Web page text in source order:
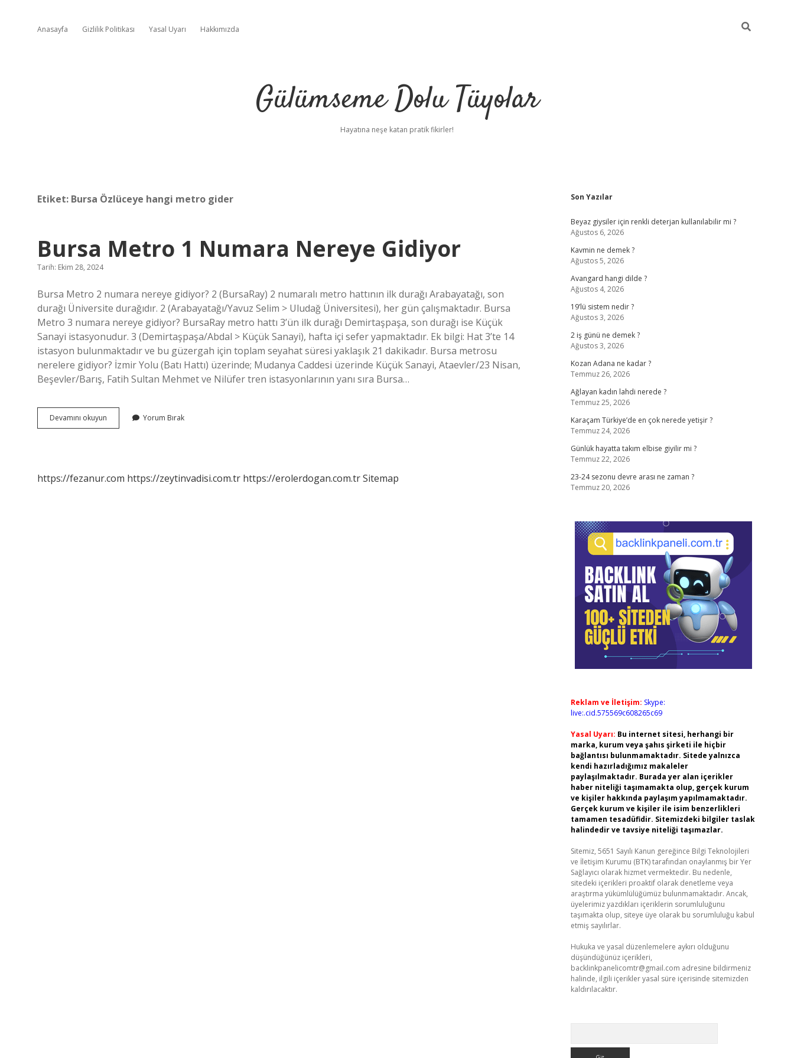
Anasayfa Gizlilik Politikası Yasal Uyarı Hakkımızda
Gülümseme Dolu Tüyolar
Hayatına neşe katan pratik fikirler!
Etiket: Bursa Özlüceye hangi metro gider
Bursa Metro 1 Numara Nereye Gidiyor
Tarih: Ekim 28, 2024
Bursa Metro 2 numara nereye gidiyor? 2 (BursaRay) 2 numaralı metro hattının ilk durağı Arabayatağı, son
durağı Üniversite durağıdır. 2 (Arabayatağı/Yavuz Selim > Uludağ Üniversitesi), her gün çalışmaktadır. Bursa
Metro 3 numara nereye gidiyor? BursaRay metro hattı 3’ün ilk durağı Demirtaşpaşa, son durağı ise Küçük
Sanayi istasyonudur. 3 (Demirtaşpaşa/Abdal > Küçük Sanayi), hafta içi sefer yapmaktadır. Ek bilgi: Hat 3’te 14
istasyon bulunmaktadır ve bu güzergah için toplam seyahat süresi yaklaşık 21 dakikadır. Bursa metrosu
nerelere gidiyor? İzmir Yolu (Batı Hattı) üzerinde; Mudanya Caddesi üzerinde Küçük Sanayi, Ataevler/23 Nisan,
Beşevler/Barış, Fatih Sultan Mehmet ve Nilüfer tren istasyonlarının yanı sıra Bursa…
Devamını okuyun
Metro
Yorum Bırak
https://fezanur.com https://zeytinvadisi.com.tr https://erolerdogan.com.trSitemap
Sidebar
Son Yazılar
Beyaz giysiler için renkli deterjan kullanılabilir mi ?
Ağustos 6, 2026
Kavmin ne demek ?
Ağustos 5, 2026
Avangard hangi dilde ?
Ağustos 4, 2026
19’lü sistem nedir ?
Ağustos 3, 2026
2 iş günü ne demek ?
Ağustos 3, 2026
Kozan Adana ne kadar ?
Temmuz 26, 2026
Ağlayan kadın lahdi nerede ?
Temmuz 25, 2026
Karaçam Türkiye’de en çok nerede yetişir ?
Temmuz 24, 2026
Günlük hayatta takım elbise giyilir mi ?
Temmuz 22, 2026
23-24 sezonu devre arası ne zaman ?
Temmuz 20, 2026
Reklam ve İletişim: Skype:
live:.cid.575569c608265c69
Yasal Uyarı: Bu internet sitesi, herhangi bir
marka, kurum veya şahıs şirketi ile hiçbir
bağlantısı bulunmamaktadır. Sitede yalnızca
kendi hazırladığımız makaleler
paylaşılmaktadır. Burada yer alan içerikler
haber niteliği taşımamakta olup, gerçek kurum
ve kişiler hakkında paylaşım yapılmamaktadır.
Gerçek kurum ve kişiler ile isim benzerlikleri
tamamen tesadüfidir. Sitemizdeki bilgiler taslak
halindedir ve tavsiye niteliği taşımazlar.
Sitemiz, 5651 Sayılı Kanun gereğince Bilgi Teknolojileri
ve İletişim Kurumu (BTK) tarafından onaylanmış bir Yer
Sağlayıcı olarak hizmet vermektedir. Bu nedenle,
sitedeki içerikleri proaktif olarak denetleme veya
araştırma yükümlülüğümüz bulunmamaktadır. Ancak,
üyelerimiz yazdıkları içeriklerin sorumluluğunu
taşımakta olup, siteye üye olarak bu sorumluluğu kabul
etmiş sayılırlar.
Hukuka ve yasal düzenlemelere aykırı olduğunu
düşündüğünüz içerikleri,
backlinkpanelicomtr@gmail.com adresine bildirmeniz
halinde, ilgili içerikler yasal süre içerisinde sitemizden
kaldırılacaktır.
ilbet yeni giriş